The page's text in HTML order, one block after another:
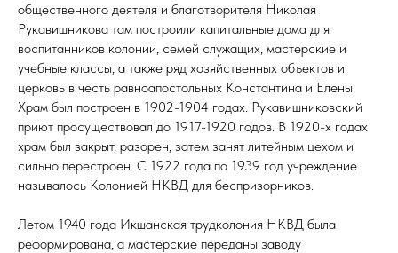
общественного деятеля и благотворителя Николая
Рукавишникова там построили капитальные дома для
воспитанников колонии, семей служащих, мастерские и
учебные классы, а также ряд хозяйственных объектов и
церковь в честь равноапостольных Константина и Елены.
Храм был построен в 1902-1904 годах. Рукавишниковский
приют просуществовал до 1917-1920 годов. В 1920-х годах
храм был закрыт, разорен, затем занят литейным цехом и
сильно перестроен. С 1922 года по 1939 год учреждение
называлось Колонией НКВД для беспризорников.
Летом 1940 года Икшанская трудколония НКВД была
реформирована, а мастерские переданы заводу